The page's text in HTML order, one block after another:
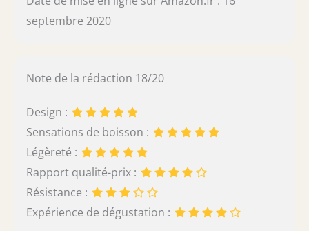
septembre 2020
Note de la rédaction 18/20
Design :
Sensations de boisson :
Légèreté :
Rapport qualité-prix :
Résistance :
Expérience de dégustation :